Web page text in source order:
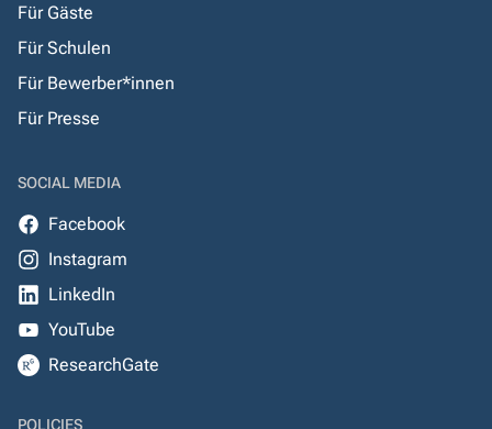
Für Gäste
Für Schulen
Für Bewerber*innen
Für Presse
SOCIAL MEDIA
Facebook
Instagram
LinkedIn
YouTube
ResearchGate
POLICIES